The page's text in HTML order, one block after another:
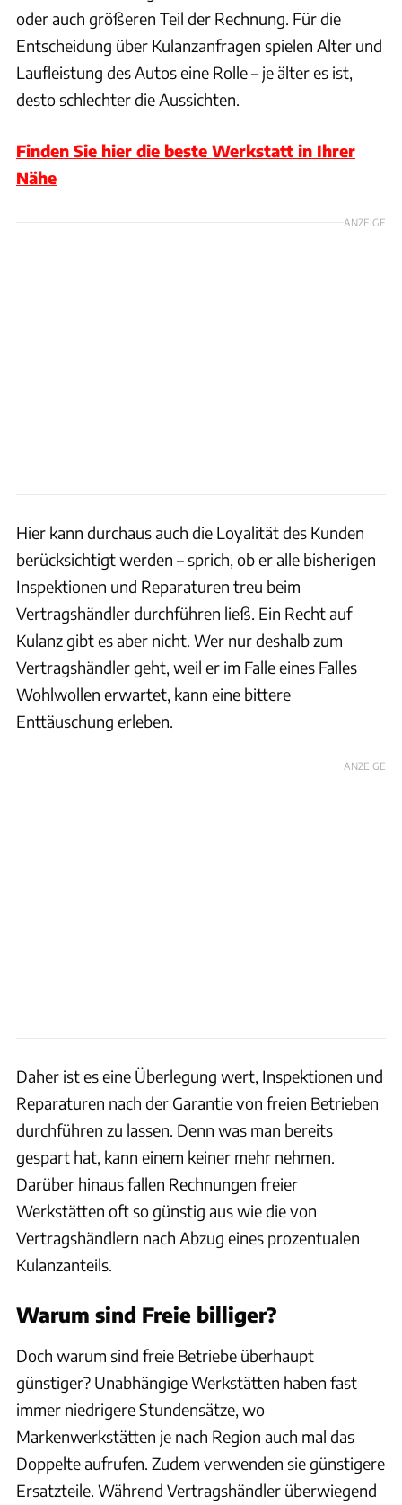
oder auch größeren Teil der Rechnung. Für die
Entscheidung über Kulanzanfragen spielen Alter und
Laufleistung des Autos eine Rolle – je älter es ist,
desto schlechter die Aussichten.
Finden Sie hier die beste Werkstatt in Ihrer
Nähe
ANZEIGE
Hier kann durchaus auch die Loyalität des Kunden
berücksichtigt werden – sprich, ob er alle bisherigen
Inspektionen und Reparaturen treu beim
Vertragshändler durchführen ließ. Ein Recht auf
Kulanz gibt es aber nicht. Wer nur deshalb zum
Vertragshändler geht, weil er im Falle eines Falles
Wohlwollen erwartet, kann eine bittere
Enttäuschung erleben.
ANZEIGE
Daher ist es eine Überlegung wert, Inspektionen und
Reparaturen nach der Garantie von freien Betrieben
durchführen zu lassen. Denn was man bereits
gespart hat, kann einem keiner mehr nehmen.
Darüber hinaus fallen Rechnungen freier
Werkstätten oft so günstig aus wie die von
Vertragshändlern nach Abzug eines prozentualen
Kulanzanteils.
Warum sind Freie billiger?
Doch warum sind freie Betriebe überhaupt
günstiger? Unabhängige Werkstätten haben fast
immer niedrigere Stundensätze, wo
Markenwerkstätten je nach Region auch mal das
Doppelte aufrufen. Zudem verwenden sie günstigere
Ersatzteile. Während Vertragshändler überwiegend